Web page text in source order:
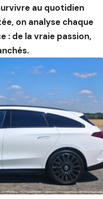
au quotidien
on analyse chaque
: de la vraie passion,